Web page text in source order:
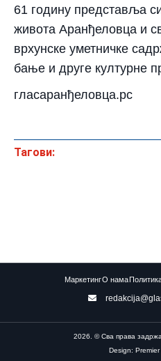
61 годину представља
живота Аранђеловца и
врхунске уметничке
бање и друге културне
гласаранђеловца.рс
Тагови:
МаркетингО нама
2026. © Сва права
Design: